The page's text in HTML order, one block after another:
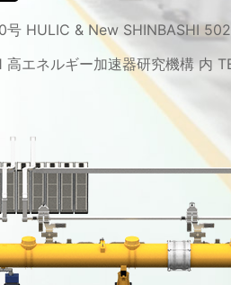
号 HULIC & New SHINBASHI
エネルギー加速器研究機構 内